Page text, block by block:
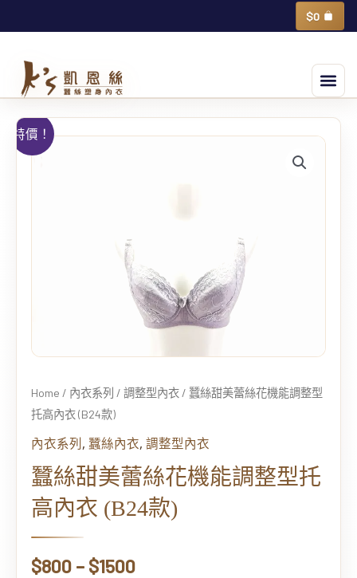
至
內
$0
物
籃
選
單
特價！
Home / 內衣系列 / 調整型內衣 / 蠶絲甜美蕾絲花機能調整型
托高內衣 (B24款)
內衣系列, 蠶絲內衣, 調整型內衣
蠶絲甜美蕾絲花機能調整型托
高內衣 (B24款)
$800 – $1500
蠶
絲
托
高
衣
(B24
款)
quantity